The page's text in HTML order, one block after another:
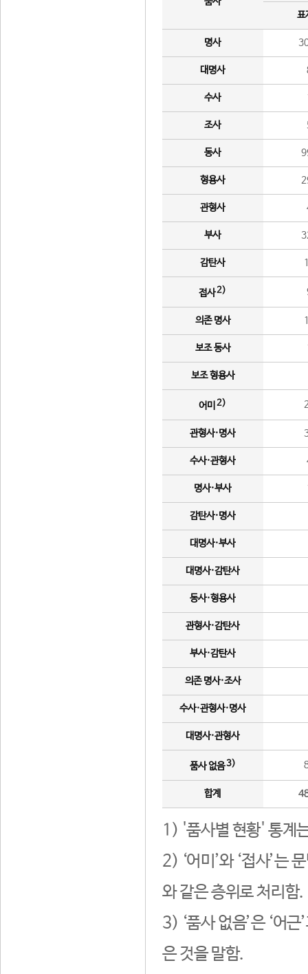
표
명사
대명사
수사
조사
동사
형용사
관형사
부사
감탄사
접사2)
의존 명사
보조 동사
보조 형용사
어미 2)
관형사·명사
수사·관형사
명사·부사
감탄사·명사
대명사·부사
대명사·감탄사
동사·형용사
관형사·감탄사
부사·감탄사
의존 명사·조사
수사·관형사·명사
대명사·관형사
품사 없음3)
합계
1) '품사별 현황' 통계
2) ‘어미’와 ‘접사’는
와 같은 층위로 처리함.
3) ‘품사 없음’은 ‘어
은 것을 말함.